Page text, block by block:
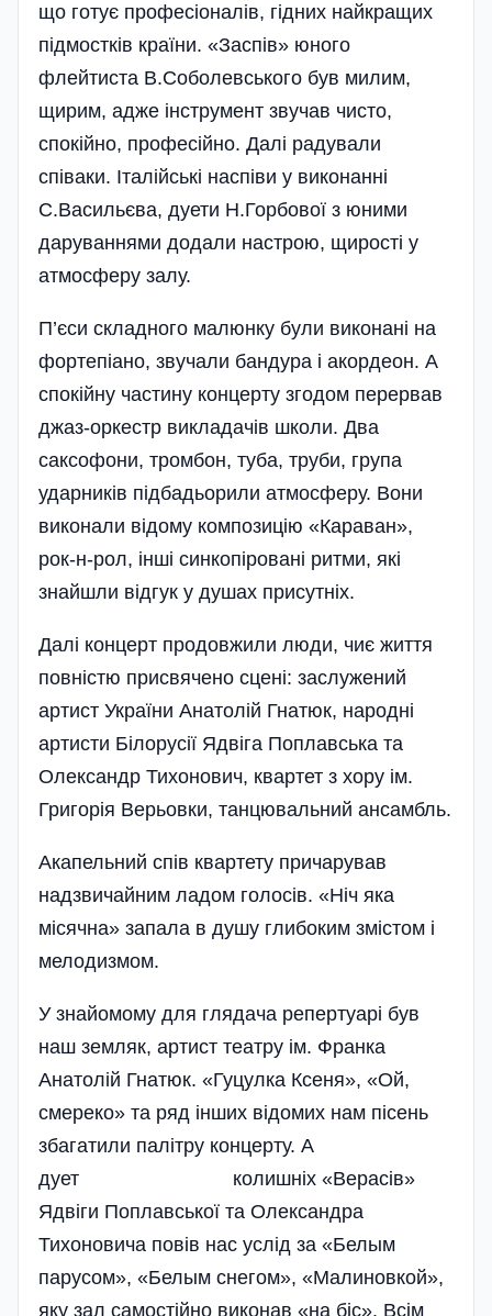
що готує професіоналів, гідних найкращих
підмостків країни. «Заспів» юного
флейтиста В.Соболевського був милим,
щирим, адже інструмент звучав чисто,
спокійно, професійно. Далі радували
співаки. Італійські наспіви у виконанні
С.Васильєва, дуети Н.Горбової з юними
даруваннями додали настрою, щирості у
атмосферу залу.
П’єси складного малюнку були виконані на
фортепіано, звучали бандура і акордеон. А
спокійну частину концерту згодом перервав
джаз-оркестр викладачів школи. Два
саксофони, тромбон, туба, труби, група
ударників підбадьорили атмосферу. Вони
виконали відому композицію «Караван»,
рок-н-рол, інші синкопіровані ритми, які
знайшли відгук у душах присутніх.
Далі концерт продовжили люди, чиє життя
повністю присвячено сцені: заслужений
артист України Анатолій Гнатюк, народні
артисти Білорусії Ядвіга Поплавська та
Олександр Тихонович, квартет з хору ім.
Григорія Верьовки, танцювальний ансамбль.
Акапельний спів квартету причарував
надзвичайним ладом голосів. «Ніч яка
місячна» запала в душу глибоким змістом і
мелодизмом.
У знайомому для глядача репертуарі був
наш земляк, артист театру ім. Франка
Анатолій Гнатюк. «Гуцулка Ксеня», «Ой,
смереко» та ряд інших відомих нам пісень
збагатили палітру концерту. А
дует колишніх «Верасів»
Ядвіги Поплавської та Олександра
Тихоновича повів нас услід за «Белым
парусом», «Белым снегом», «Малиновкой»,
яку зал самостійно виконав «на біс». Всім